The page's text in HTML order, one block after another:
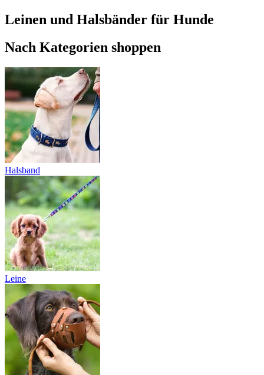
Leinen und Halsbänder für Hunde
Nach Kategorien shoppen
Halsband
Leine